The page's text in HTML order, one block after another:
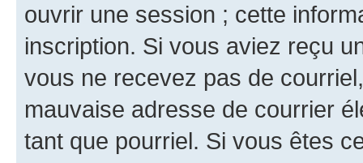
ouvrir une session ; cette
inscription. Si vous aviez reçu
vous ne recevez pas de
mauvaise adresse de courrier
tant que pourriel. Si vous êtes